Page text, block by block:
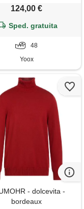
124,00 €
Sped. gratuita
48
Yoox
- dolcevita -
bordeaux